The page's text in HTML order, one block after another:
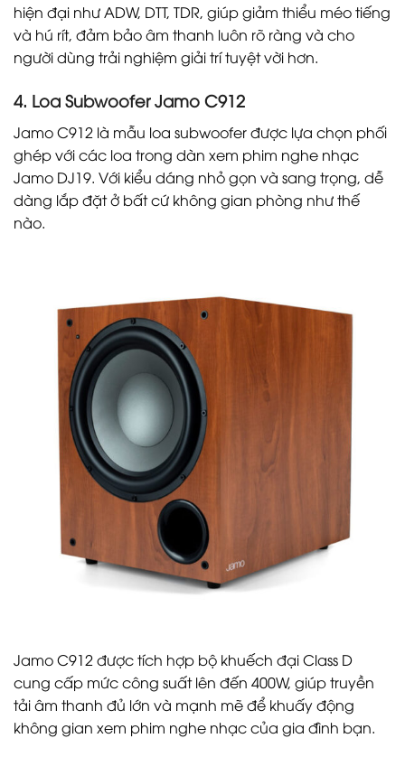
hiện đại như ADW, DTT, TDR, giúp giảm thiểu méo tiếng
và hú rít, đảm bảo âm thanh luôn rõ ràng và cho
người dùng trải nghiệm giải trí tuyệt vời hơn.
4. Loa Subwoofer Jamo C912
Jamo C912 là mẫu loa subwoofer được lựa chọn phối
ghép với các loa trong dàn xem phim nghe nhạc
Jamo DJ19. Với kiểu dáng nhỏ gọn và sang trọng, dễ
dàng lắp đặt ở bất cứ không gian phòng như thế
nào.
Jamo C912 được tích hợp bộ khuếch đại Class D
cung cấp mức công suất lên đến 400W, giúp truyền
tải âm thanh đủ lớn và mạnh mẽ để khuấy động
không gian xem phim nghe nhạc của gia đình bạn.